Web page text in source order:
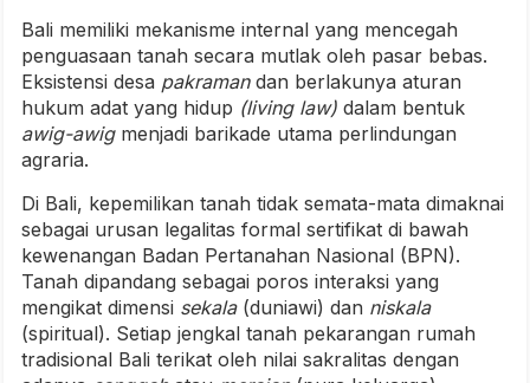
Bali memiliki mekanisme internal yang mencegah
penguasaan tanah secara mutlak oleh pasar bebas.
Eksistensi desa pakramandan berlakunya aturan
hukum adat yang hidup (living law) dalam bentuk
awig-awigmenjadi barikade utama perlindungan
agraria.
Di Bali, kepemilikan tanah tidak semata-mata dimaknai
sebagai urusan legalitas formal sertifikat di bawah
kewenangan Badan Pertanahan Nasional (BPN).
Tanah dipandang sebagai poros interaksi yang
mengikat dimensi sekala(duniawi) dan niskala
(spiritual). Setiap jengkal tanah pekarangan rumah
tradisional Bali terikat oleh nilai sakralitas dengan